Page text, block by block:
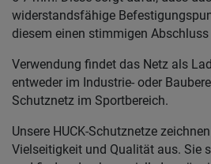
widerstandsfähige
diesem einen stimmigen Abschluss
Verwendung findet das Netz als
entweder im Industrie- oder
Schutznetz im Sportbereich.
Unsere HUCK-Schutznetze
Vielseitigkeit und Qualität aus. Sie